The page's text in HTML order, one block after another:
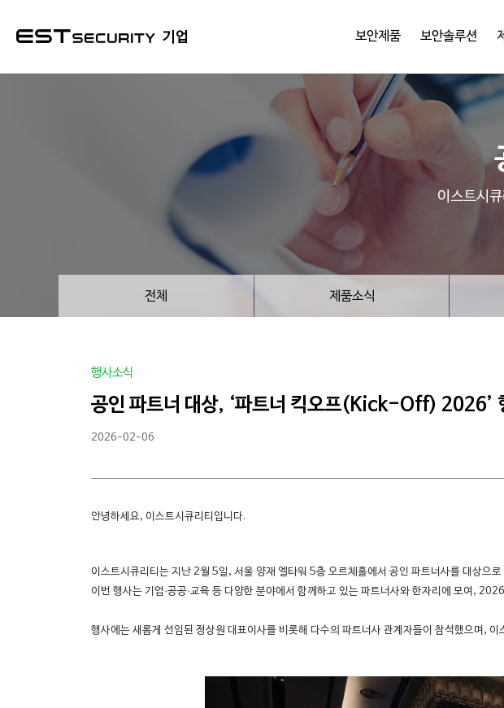
기업 보안제품 보안솔루션
이스트시
전체 제품소식
공인 파트너 대상, ‘파트너 킥오프(Kick-Off) 2026’
행사소식
2026-02-06
안녕하세요, 이스트시큐리티입니다.
이스트시큐리티는 지난 2월 5일, 서울 양재 엘타워 5층 오르체홀에서 공인 파트너사를 대상으로
이번 행사는 기업·공공·교육 등 다양한 분야에서 함께하고 있는 파트너사와 한자리에 모여,
행사에는 새롭게 선임된 정상원 대표이사를 비롯해 다수의 파트너사 관계자들이 참석했으며,